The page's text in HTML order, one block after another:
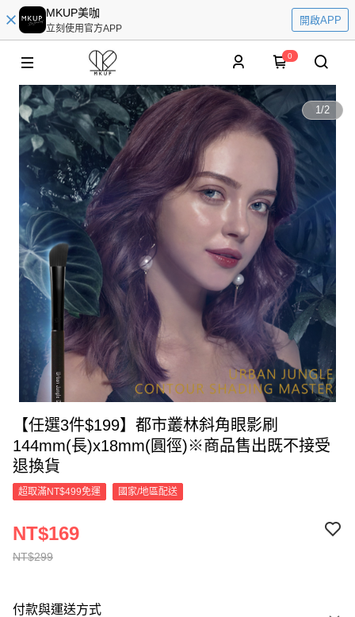
MKUP美咖
立刻使用官方APP
開啟APP
0
1/2
【任選3件$199】都市叢林斜角眼影刷
144mm(長)x18mm(圓徑)※商品售出既不接受
退換貨
超取滿NT$499免運 國家/地區配送
NT$299
NT$169
付款與運送方式